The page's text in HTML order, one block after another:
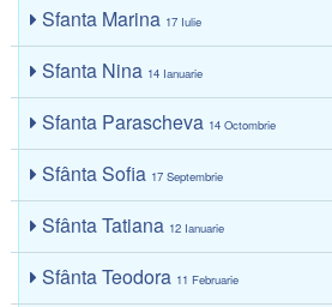
Sfanta Marina 17 Iulie
Sfanta Nina 14 Ianuarie
Sfanta Parascheva 14 Octombrie
Sfânta Sofia 17 Septembrie
Sfânta Tatiana 12 Ianuarie
Sfânta Teodora 11 Februarie